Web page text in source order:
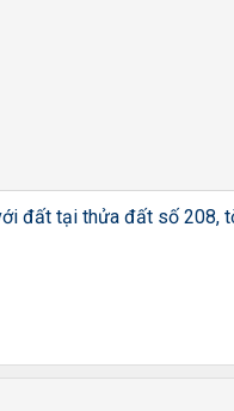
đất tại thửa đất số 208,